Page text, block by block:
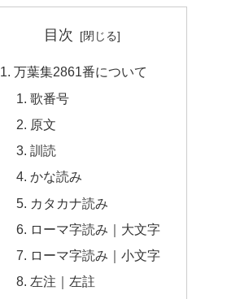
目次
万葉集2861番について
歌番号
原文
訓読
かな読み
カタカナ読み
ローマ字読み｜大文字
ローマ字読み｜小文字
左注｜左註